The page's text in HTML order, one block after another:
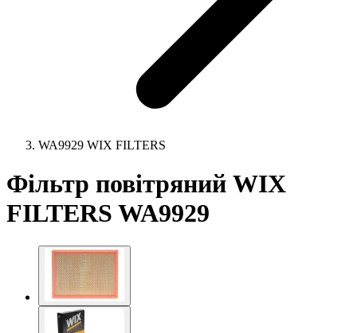
WA9929 WIX FILTERS
Фільтр повітряний WIX
FILTERS WA9929